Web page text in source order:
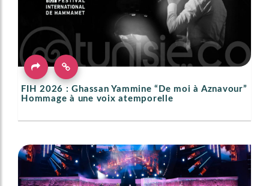
FIH 2026 : Ghassan Yammine “De moi à Aznavour”
Hommage à une voix atemporelle